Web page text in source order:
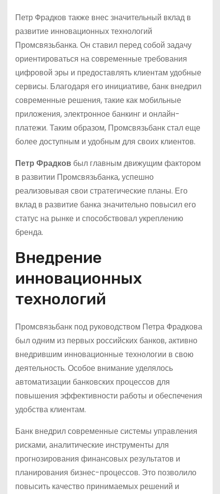
Петр Фрадков также внес значительный вклад в
развитие инновационных технологий
Промсвязьбанка. Он ставил перед собой задачу
ориентироваться на современные требования
цифровой эры и предоставлять клиентам удобные
сервисы. Благодаря его инициативе, банк внедрил
современные решения, такие как мобильные
приложения, электронное банкинг и онлайн-
платежи. Таким образом, Промсвязьбанк стал еще
более доступным и удобным для своих клиентов.
Петр Фрадков был главным движущим фактором
в развитии Промсвязьбанка, успешно
реализовывая свои стратегические планы. Его
вклад в развитие банка значительно повысил его
статус на рынке и способствовал укреплению
бренда.
Внедрение
инновационных
технологий
Промсвязьбанк под руководством Петра Фрадкова
был одним из первых российских банков, активно
внедрившим инновационные технологии в свою
деятельность. Особое внимание уделялось
автоматизации банковских процессов для
повышения эффективности работы и обеспечения
удобства клиентам.
Банк внедрил современные системы управления
рисками, аналитические инструменты для
прогнозирования финансовых результатов и
планирования бизнес-процессов. Это позволило
повысить качество принимаемых решений и